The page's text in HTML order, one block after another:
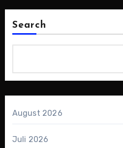
Search
August 2026
Juli 2026